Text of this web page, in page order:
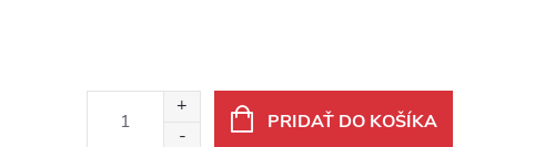
PRIDAŤ DO KOŠÍKA